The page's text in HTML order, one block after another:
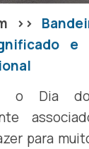
>>
e
o Dia
para